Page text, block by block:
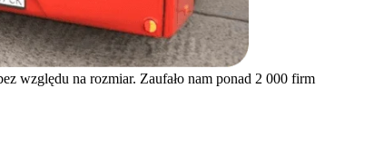
względu na rozmiar. Zaufało nam ponad 2 000 firm